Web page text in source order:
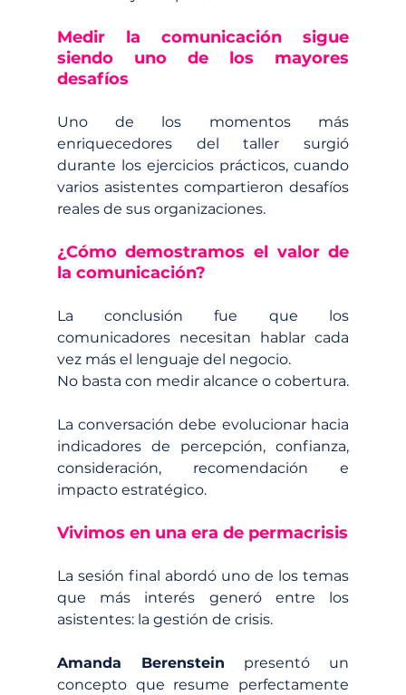
Medir la comunicación sigue
siendo uno de los mayores
desafíos
Uno de los momentos más
enriquecedores del taller surgió
durante los ejercicios prácticos, cuando
varios asistentes compartieron desafíos
reales de sus organizaciones.
¿Cómo demostramos el valor de
la comunicación?
La conclusión fue que los
comunicadores necesitan hablar cada
vez más el lenguaje del negocio.
No basta con medir alcance o cobertura.
La conversación debe evolucionar hacia
indicadores de percepción, confianza,
consideración, recomendación e
impacto estratégico.
Vivimos en una era de permacrisis
La sesión final abordó uno de los temas
que más interés generó entre los
asistentes: la gestión de crisis.
Amanda Berenstein presentó un
concepto que resume perfectamente